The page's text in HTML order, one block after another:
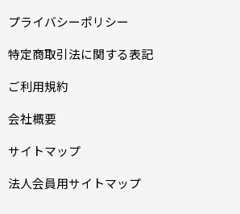
プライバシーポリシー
特定商取引法に関する表記
ご利用規約
会社概要
サイトマップ
法人会員用サイトマップ